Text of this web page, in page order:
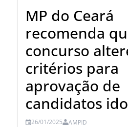
MP do Ceará
recomenda
concurso
critérios para
aprovação de
candidatos
26/01/2025 AMPID